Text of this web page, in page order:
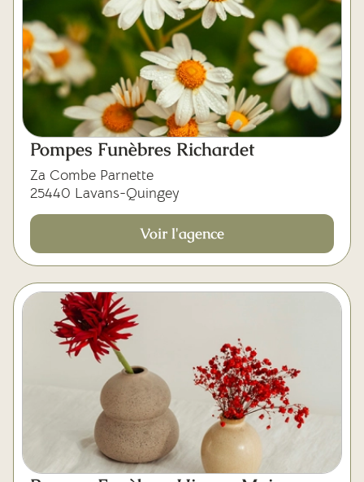
Pompes Funèbres Richardet
Za Combe Parnette
25440 Lavans-Quingey
Voir l'agence